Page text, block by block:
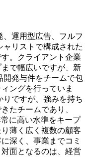
、運用型広告、フルフ
ャリストで構成された
。クライアント企業
で幅広いですが、新
開発与件をチームで包
ングを行っていま
りですが、強みを持ち
たチームであり、
に高い水準をキープ
薄く広く複数の顧客
深く、事業までコミ
面となるのは、経営